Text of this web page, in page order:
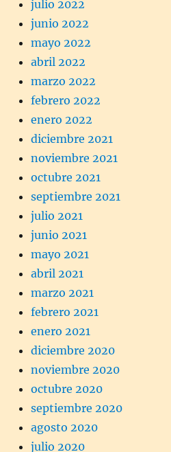
julio 2022
junio 2022
mayo 2022
abril 2022
marzo 2022
febrero 2022
enero 2022
diciembre 2021
noviembre 2021
octubre 2021
septiembre 2021
julio 2021
junio 2021
mayo 2021
abril 2021
marzo 2021
febrero 2021
enero 2021
diciembre 2020
noviembre 2020
octubre 2020
septiembre 2020
agosto 2020
julio 2020